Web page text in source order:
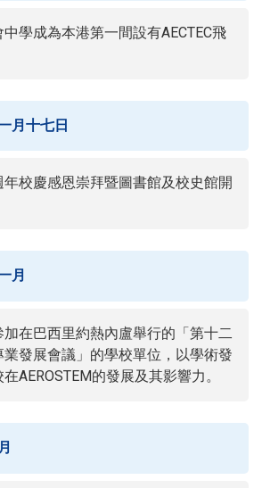
學成為本港第一間設有AECTEC飛
月十七日
校慶感恩崇拜暨圖書館及校史館開
月
在巴西里約熱內盧舉行的「第十二
發展會議」的學校單位，以學術發
AEROSTEM的發展及其影響力。